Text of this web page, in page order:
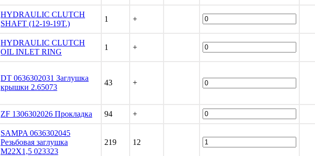
HYDRAULIC CLUTCH
SHAFT (12-19-19T.)
1 +
HYDRAULIC CLUTCH
OIL INLET RING
1 +
DT 0636302031 Заглушка
крышки 2.65073
43 +
ZF 1306302026 Прокладка 94 +
SAMPA 0636302045
Резьбовая заглушка
M22X1,5 023323
219 12